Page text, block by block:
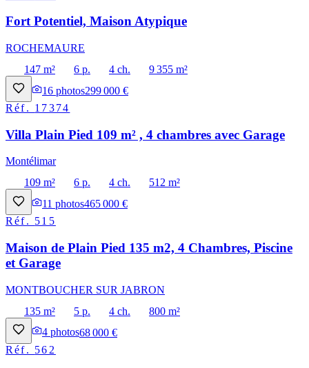
Fort Potentiel, Maison Atypique
ROCHEMAURE
147 m²
6 p. 4 ch.
9 355 m²
16 photos299 000 €
Réf. 17374
Villa Plain Pied 109 m² , 4 chambres avec Garage
Montélimar
109 m²
6 p. 4 ch.
512 m²
11 photos465 000 €
Réf. 515
Maison de Plain Pied 135 m2, 4 Chambres, Piscine
et Garage
MONTBOUCHER SUR JABRON
135 m²
5 p. 4 ch.
800 m²
4 photos68 000 €
Réf. 562